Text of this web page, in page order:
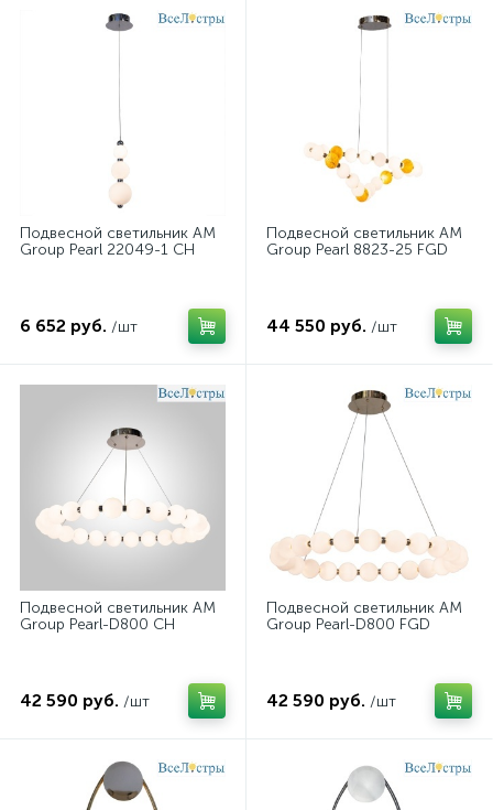
Подвесной светильник AM
Group Pearl 22049-1 CH
6 652 руб. /шт
Подвесной светильник AM
Group Pearl 8823-25 FGD
44 550 руб. /шт
Подвесной светильник AM
Group Pearl-D800 CH
42 590 руб. /шт
Подвесной светильник AM
Group Pearl-D800 FGD
42 590 руб. /шт